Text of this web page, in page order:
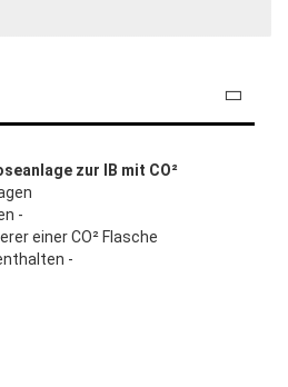
zur IB mit CO²
-
einer CO² Flasche
-